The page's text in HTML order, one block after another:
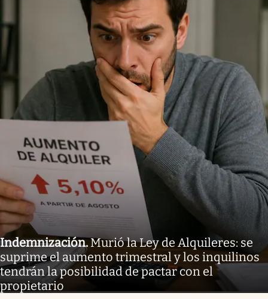
Indemnización.Murió la Ley de Alquileres: se
suprime el aumento trimestral y los inquilinos
tendrán la posibilidad de pactar con el
propietario